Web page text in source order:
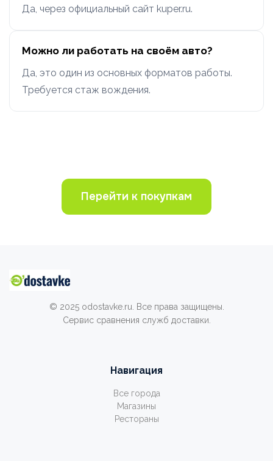
Да, через официальный сайт kuper.ru.
Можно ли работать на своём авто?
Да, это один из основных форматов работы.
Требуется стаж вождения.
Перейти к покупкам
© 2025 odostavke.ru. Все права защищены.
Сервис сравнения служб доставки.
Навигация
Все города
Магазины
Рестораны